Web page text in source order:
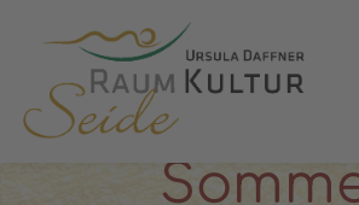
✓ 100 %
STARTSEITE